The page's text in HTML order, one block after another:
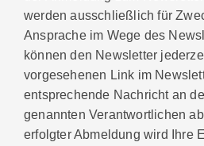
werden ausschließlich für
Ansprache im Wege des
können den Newsletter
vorgesehenen Link im
entsprechende Nachricht an
genannten Verantwortlichen
erfolgter Abmeldung wird Ihre